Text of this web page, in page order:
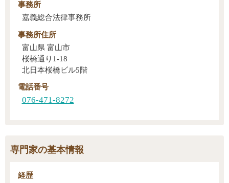
事務所
嘉義総合法律事務所
事務所住所
富山県 富山市
桜橋通り1-18
北日本桜橋ビル5階
電話番号
076-471-8272
専門家の基本情報
経歴